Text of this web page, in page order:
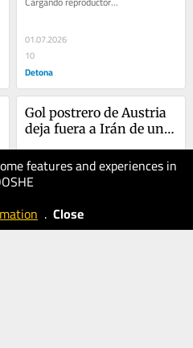
features and experiences in
. Close
01.07.2026
10
Detona
Gol postrero de Austria
deja fuera a Irán de un
Cargando reproductor...
28.06.2026
Detona